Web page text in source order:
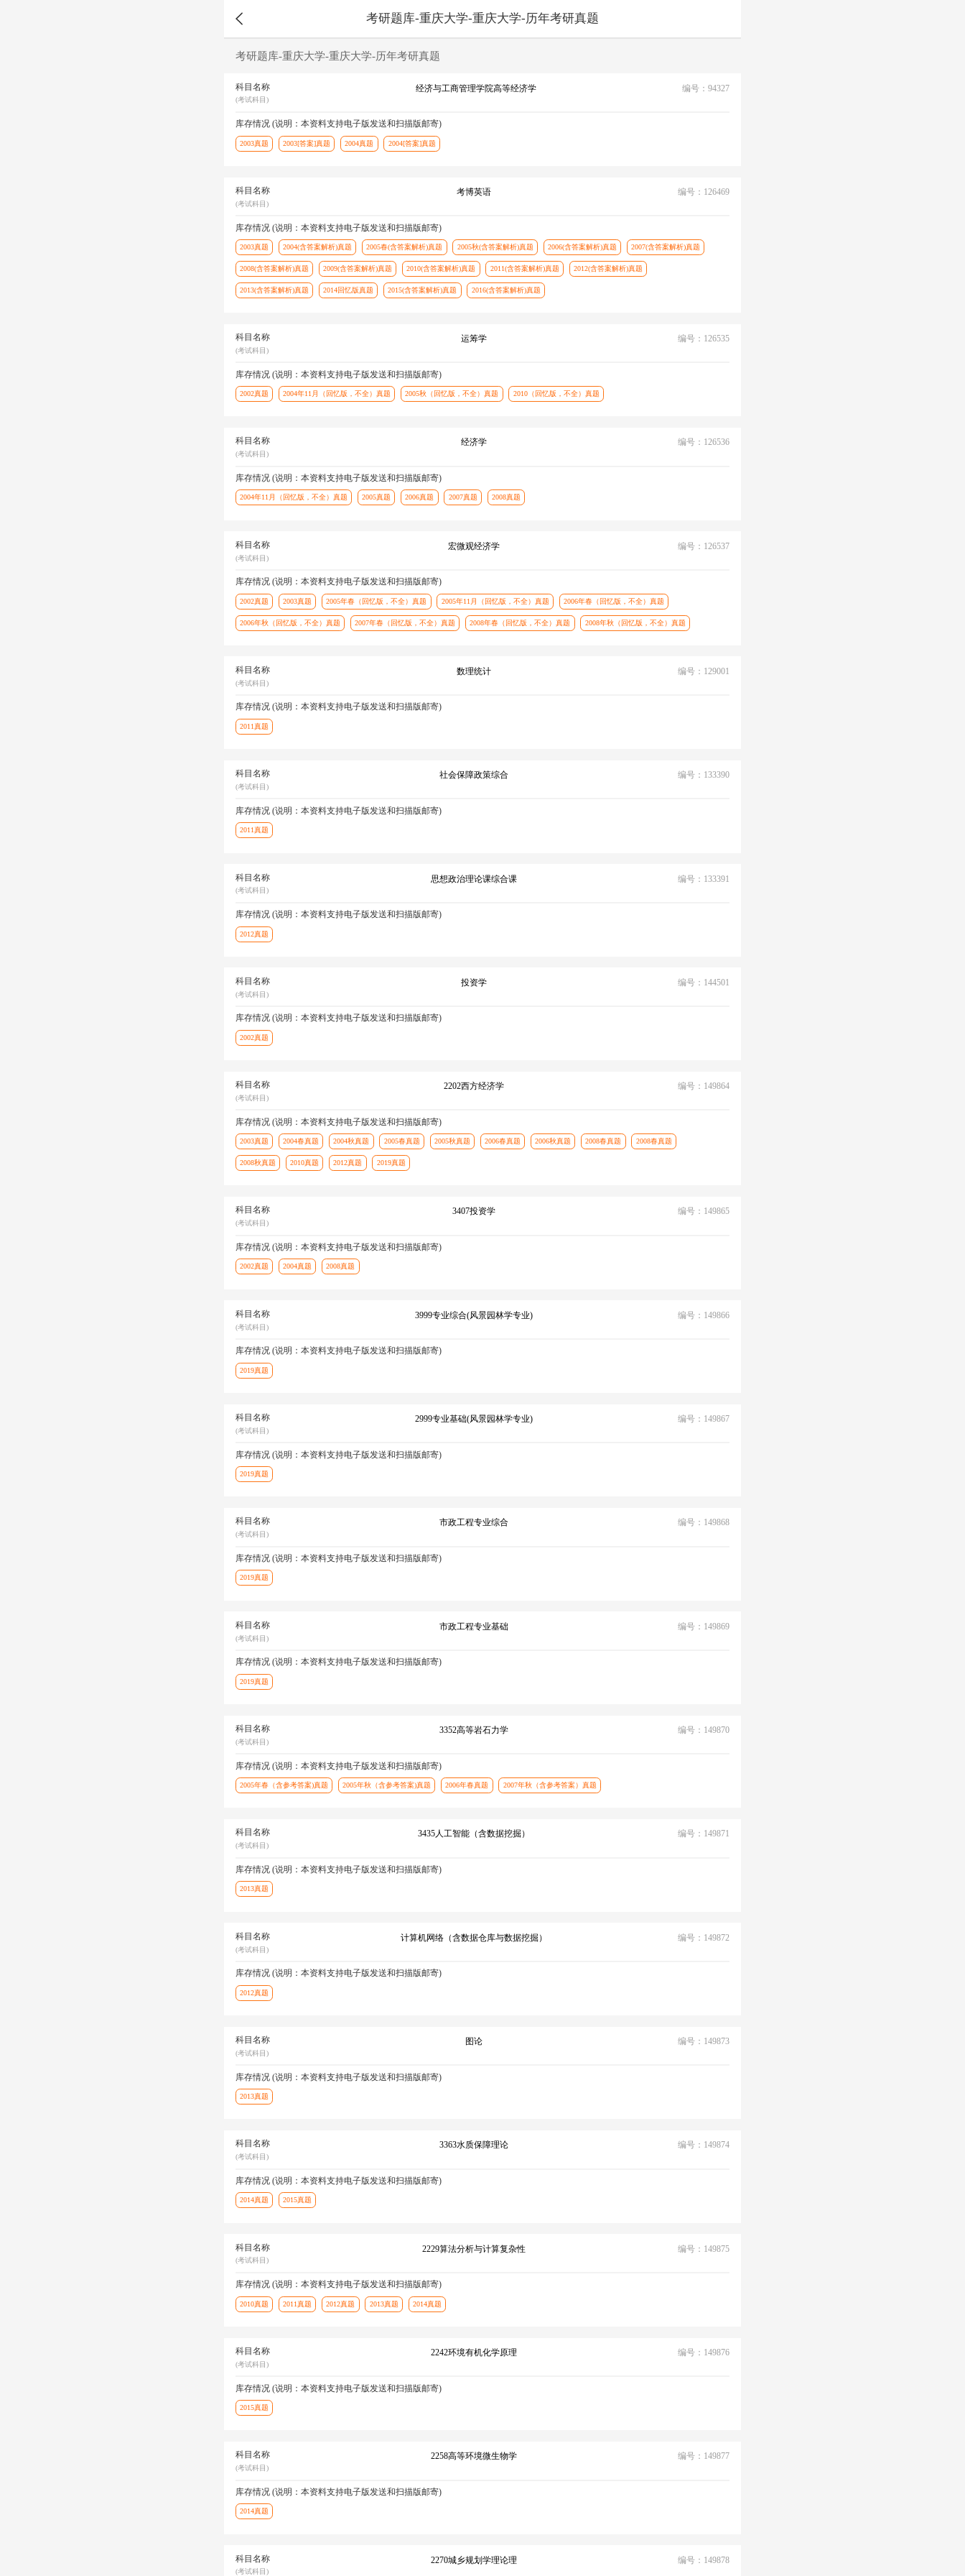
考研题库-重庆大学-重庆大学-历年考研真题
考研题库-重庆大学-重庆大学-历年考研真题
科目名称
(考试科目)
经济与工商管理学院高等经济学 编号：94327
库存情况 (说明：本资料支持电子版发送和扫描版邮寄)
2003真题 2003[答案]真题 2004真题 2004[答案]真题
科目名称
(考试科目)
考博英语 编号：126469
库存情况 (说明：本资料支持电子版发送和扫描版邮寄)
2003真题 2004(含答案解析)真题 2005春(含答案解析)真题 2005秋(含答案解析)真题 2006(含答案解析)真题 2007(含答案解析)真题
2008(含答案解析)真题 2009(含答案解析)真题 2010(含答案解析)真题 2011(含答案解析)真题 2012(含答案解析)真题
2013(含答案解析)真题 2014回忆版真题 2015(含答案解析)真题 2016(含答案解析)真题
科目名称
(考试科目)
运筹学 编号：126535
库存情况 (说明：本资料支持电子版发送和扫描版邮寄)
2002真题 2004年11月（回忆版，不全）真题 2005秋（回忆版，不全）真题 2010（回忆版，不全）真题
科目名称
(考试科目)
经济学 编号：126536
库存情况 (说明：本资料支持电子版发送和扫描版邮寄)
2004年11月（回忆版，不全）真题 2005真题 2006真题 2007真题 2008真题
科目名称
(考试科目)
宏微观经济学 编号：126537
库存情况 (说明：本资料支持电子版发送和扫描版邮寄)
2002真题 2003真题 2005年春（回忆版，不全）真题 2005年11月（回忆版，不全）真题 2006年春（回忆版，不全）真题
2006年秋（回忆版，不全）真题 2007年春（回忆版，不全）真题 2008年春（回忆版，不全）真题 2008年秋（回忆版，不全）真题
科目名称
(考试科目)
数理统计 编号：129001
库存情况 (说明：本资料支持电子版发送和扫描版邮寄)
2011真题
科目名称
(考试科目)
社会保障政策综合 编号：133390
库存情况 (说明：本资料支持电子版发送和扫描版邮寄)
2011真题
科目名称
(考试科目)
思想政治理论课综合课 编号：133391
库存情况 (说明：本资料支持电子版发送和扫描版邮寄)
2012真题
科目名称
(考试科目)
投资学 编号：144501
库存情况 (说明：本资料支持电子版发送和扫描版邮寄)
2002真题
科目名称
(考试科目)
2202西方经济学 编号：149864
库存情况 (说明：本资料支持电子版发送和扫描版邮寄)
2003真题 2004春真题 2004秋真题 2005春真题 2005秋真题 2006春真题 2006秋真题 2008春真题 2008春真题
2008秋真题 2010真题 2012真题 2019真题
科目名称
(考试科目)
3407投资学 编号：149865
库存情况 (说明：本资料支持电子版发送和扫描版邮寄)
2002真题 2004真题 2008真题
科目名称
(考试科目)
3999专业综合(风景园林学专业) 编号：149866
库存情况 (说明：本资料支持电子版发送和扫描版邮寄)
2019真题
科目名称
(考试科目)
2999专业基础(风景园林学专业) 编号：149867
库存情况 (说明：本资料支持电子版发送和扫描版邮寄)
2019真题
科目名称
(考试科目)
市政工程专业综合 编号：149868
库存情况 (说明：本资料支持电子版发送和扫描版邮寄)
2019真题
科目名称
(考试科目)
市政工程专业基础 编号：149869
库存情况 (说明：本资料支持电子版发送和扫描版邮寄)
2019真题
科目名称
(考试科目)
3352高等岩石力学 编号：149870
库存情况 (说明：本资料支持电子版发送和扫描版邮寄)
2005年春（含参考答案)真题 2005年秋（含参考答案)真题 2006年春真题 2007年秋（含参考答案）真题
科目名称
(考试科目)
3435人工智能（含数据挖掘） 编号：149871
库存情况 (说明：本资料支持电子版发送和扫描版邮寄)
2013真题
科目名称
(考试科目)
计算机网络（含数据仓库与数据挖掘） 编号：149872
库存情况 (说明：本资料支持电子版发送和扫描版邮寄)
2012真题
科目名称
(考试科目)
图论 编号：149873
库存情况 (说明：本资料支持电子版发送和扫描版邮寄)
2013真题
科目名称
(考试科目)
3363水质保障理论 编号：149874
库存情况 (说明：本资料支持电子版发送和扫描版邮寄)
2014真题 2015真题
科目名称
(考试科目)
2229算法分析与计算复杂性 编号：149875
库存情况 (说明：本资料支持电子版发送和扫描版邮寄)
2010真题 2011真题 2012真题 2013真题 2014真题
科目名称
(考试科目)
2242环境有机化学原理 编号：149876
库存情况 (说明：本资料支持电子版发送和扫描版邮寄)
2015真题
科目名称
(考试科目)
2258高等环境微生物学 编号：149877
库存情况 (说明：本资料支持电子版发送和扫描版邮寄)
2014真题
科目名称
(考试科目)
2270城乡规划学理论理 编号：149878